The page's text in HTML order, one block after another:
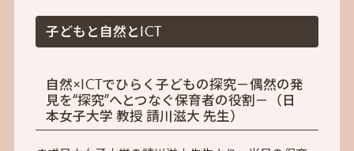
子どもと自然とICT
自然×ICTでひらく子どもの探究－偶然の発
見を“探究”へとつなぐ保育者の役割－（日
本女子大学 教授 請川滋大 先生）